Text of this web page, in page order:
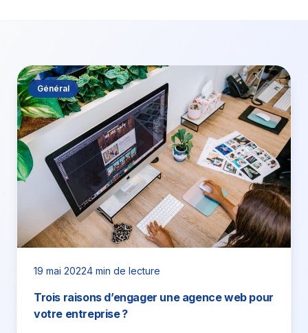
Général
19 mai 20224 min de lecture
Trois raisons d’engager une agence web pour
votre entreprise ?